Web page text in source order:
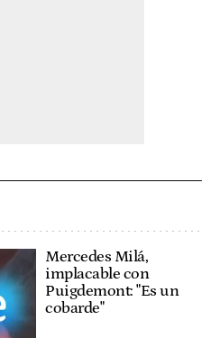
Mercedes Milá,
implacable con
Puigdemont: "Es un
cobarde"